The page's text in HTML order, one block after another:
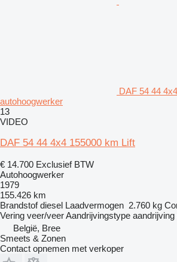
DAF 54 44
autohoogwerker
13
VIDEO
DAF 54 44 4x4 155000 km Lift
€ 14.700 Exclusief BTW
Autohoogwerker
1979
155.426 km
Brandstof diesel Laadvermogen 2.760 kg
Vering veer/veerAandrijvingstype aandrijving
België, Bree
Smeets & Zonen
Contact opnemen met verkoper